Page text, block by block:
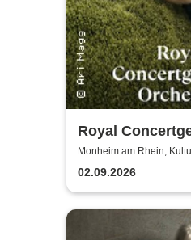
Royal
Orchestra |
Monheim am Rhein,
02.09.2026